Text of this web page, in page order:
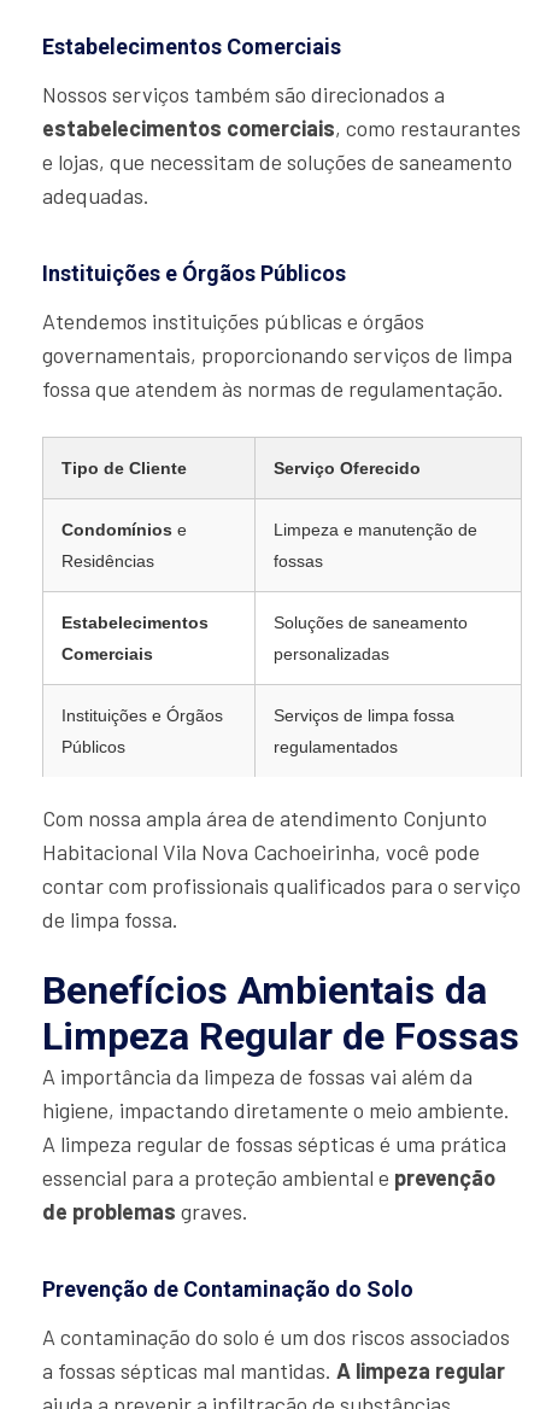
Estabelecimentos Comerciais
Nossos serviços também são direcionados a
estabelecimentos comerciais, como restaurantes
e lojas, que necessitam de soluções de saneamento
adequadas.
Instituições e Órgãos Públicos
Atendemos instituições públicas e órgãos
governamentais, proporcionando serviços de limpa
fossa que atendem às normas de regulamentação.
Tipo de Cliente Serviço Oferecido
Condomínios e
Residências
Limpeza e manutenção de
fossas
Estabelecimentos
Comerciais
Soluções de saneamento
personalizadas
Instituições e Órgãos
Públicos
Serviços de limpa fossa
regulamentados
Com nossa ampla área de atendimento Conjunto
Habitacional Vila Nova Cachoeirinha, você pode
contar com profissionais qualificados para o serviço
de limpa fossa.
Benefícios Ambientais da
Limpeza Regular de Fossas
A importância da limpeza de fossas vai além da
higiene, impactando diretamente o meio ambiente.
A limpeza regular de fossas sépticas é uma prática
essencial para a proteção ambiental e prevenção
de problemas graves.
Prevenção de Contaminação do Solo
A contaminação do solo é um dos riscos associados
a fossas sépticas mal mantidas. A limpeza regular